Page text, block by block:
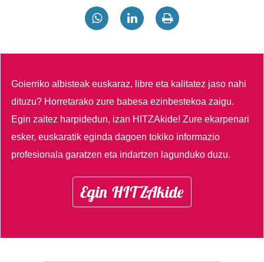
Goierriko albisteak euskaraz, libre eta kalitatez jaso nahi
dituzu? Horretarako zure babesa ezinbestekoa zaigu.
Egin zaitez harpidedun, izan HITZAkide!Zure ekarpenari
esker, euskaratik eginda dagoen tokiko informazio
profesionala garatzen eta indartzen lagunduko duzu.
Egin HITZAkide